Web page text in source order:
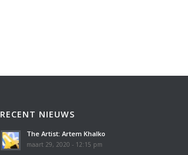
RECENT NIEUWS
The Artist: Artem Khalko
maart 29, 2020 - 12:15 pm